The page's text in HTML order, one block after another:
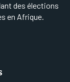
des élections
en Afrique.